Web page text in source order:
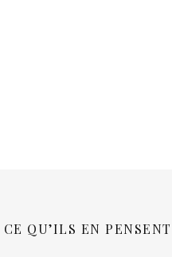
CE QU’ILS EN PENSENT